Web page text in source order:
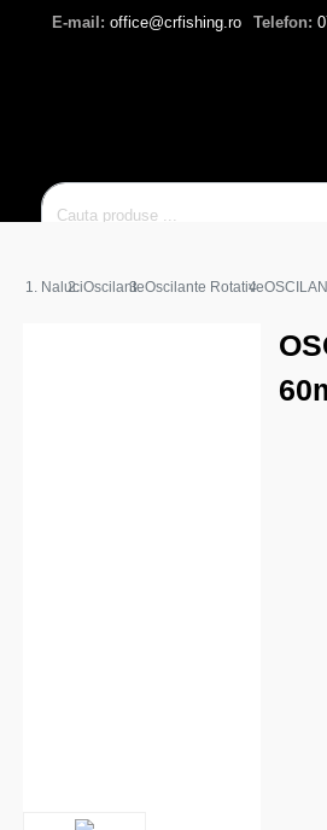
E-mail: office@crfishing.ro Telefon:
NaluciOscilanteOscilante Rotative